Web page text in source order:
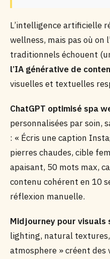
L’intelligence artificielle
wellness, mais pas où on
traditionnels échouent
l’IA générative de
visuelles et textuelles
ChatGPT optimisé spa
personnalisées par soin,
: « Écris une caption
pierres chaudes, cible
apaisant, 50 mots max,
contenu cohérent en 10
réflexion manuelle.
Midjourney pour visuals
lighting, natural
atmosphere » créent